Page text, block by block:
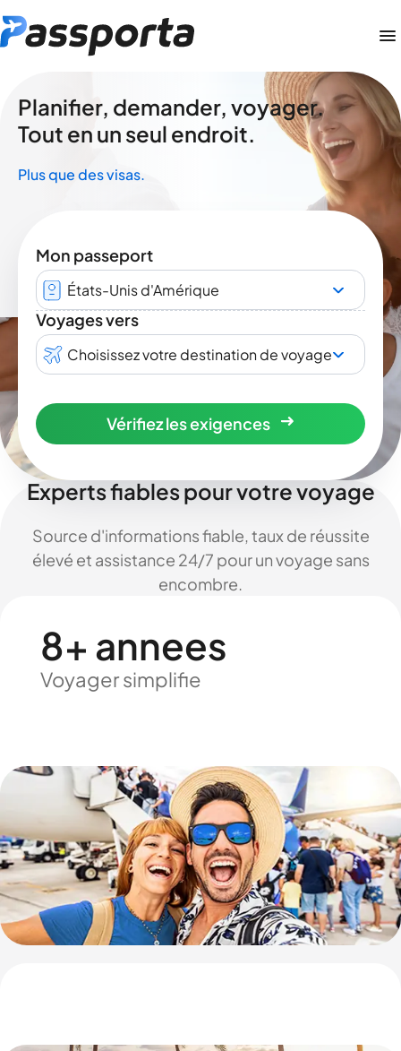
Planifier, demander, voyager.
Tout en un seul endroit.
Plus que des visas.
Mon passeport
États-Unis d'Amérique
Voyages vers
Choisissez votre destination de voyage
Vérifiez les exigences
Experts fiables pour votre voyage
Source d'informations fiable, taux de réussite
élevé et assistance 24/7 pour un voyage sans
encombre.
8+ annees
Voyager simplifie